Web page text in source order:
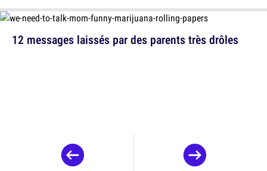
12 messages laissés par des parents très drôles